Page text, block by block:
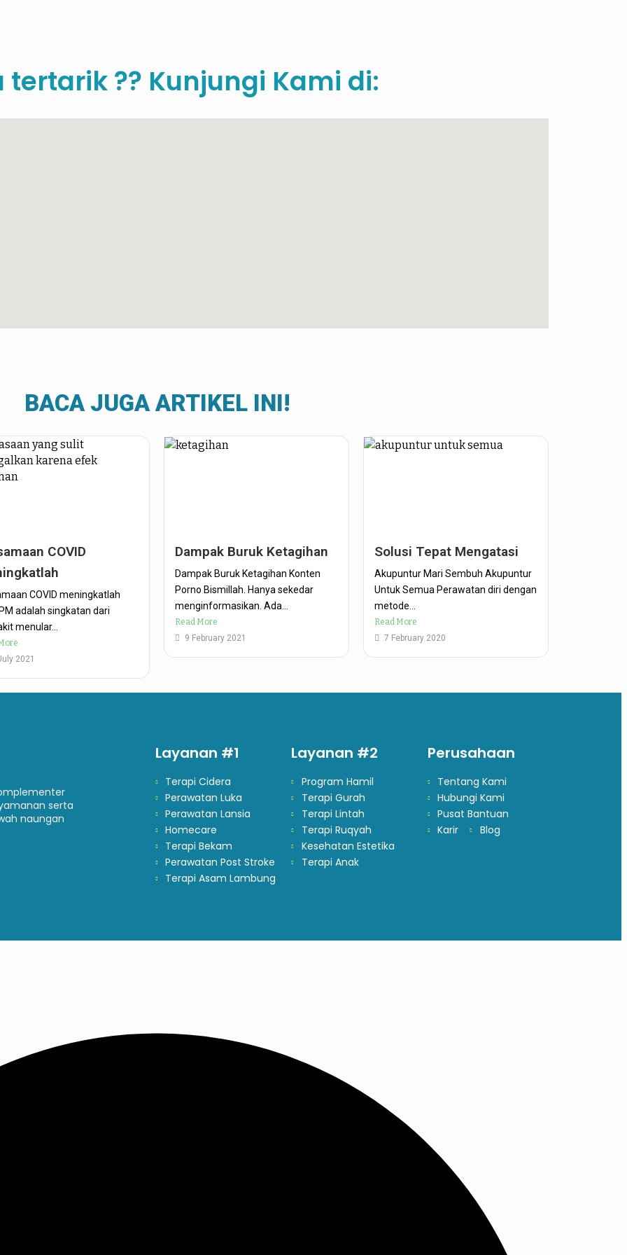
tertarik ?? Kunjungi Kami di:
BACA JUGA ARTIKEL INI!
COVID
COVID meningkatlah
adalah singkatan dari
menular...
2021
Dampak Buruk Ketagihan
Dampak Buruk Ketagihan Konten
Porno Bismillah. Hanya sekedar
menginformasikan. Ada...
Read More
9 February 2021
Solusi Tepat Mengatasi
Akupuntur Mari Sembuh Akupuntur
Untuk Semua Perawatan diri dengan
metode...
Read More
7 February 2020
serta
naungan
Layanan #1
Terapi Cidera
Perawatan Luka
Perawatan Lansia
Homecare
Terapi Bekam
Perawatan Post Stroke
Terapi Asam Lambung
Layanan #2
Program Hamil
Terapi Gurah
Terapi Lintah
Terapi Ruqyah
Kesehatan Estetika
Terapi Anak
Perusahaan
Tentang Kami
Hubungi Kami
Pusat Bantuan
Karir
Blog